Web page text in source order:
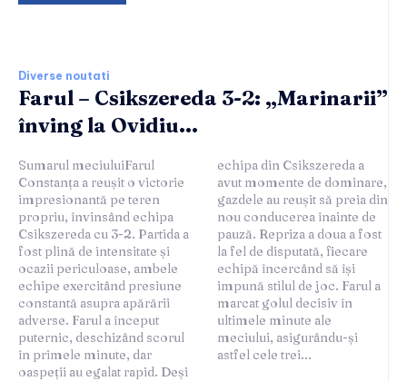
Diverse noutati
Farul – Csikszereda 3-2: „Marinarii”
înving la Ovidiu...
Sumarul meciuluiFarul
Constanța a reușit o victorie
impresionantă pe teren
propriu, învinsând echipa
Csikszereda cu 3-2. Partida a
fost plină de intensitate și
ocazii periculoase, ambele
echipe exercitând presiune
constantă asupra apărării
adverse. Farul a început
puternic, deschizând scorul
în primele minute, dar
oaspeții au egalat rapid. Deși
echipa din Csikszereda a
avut momente de dominare,
gazdele au reușit să preia din
nou conducerea înainte de
pauză. Repriza a doua a fost
la fel de disputată, fiecare
echipă încercând să își
impună stilul de joc. Farul a
marcat golul decisiv în
ultimele minute ale
meciului, asigurându-și
astfel cele trei...